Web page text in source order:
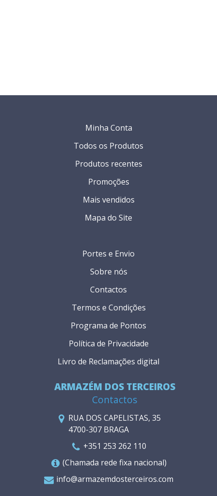
ARMAZÉM DOS TERCEIROS
Contactos
RUA DOS CAPELISTAS, 35
4700-307 BRAGA
+351 253 262 110
(Chamada rede fixa nacional)
info@armazemdosterceiros.com
Portes e Envio
Sobre nós
Contactos
Termos e Condições
Programa de Pontos
Política de Privacidade
Livro de Reclamações digital
Minha Conta
Todos os Produtos
Produtos recentes
Promoções
Mais vendidos
Mapa do Site